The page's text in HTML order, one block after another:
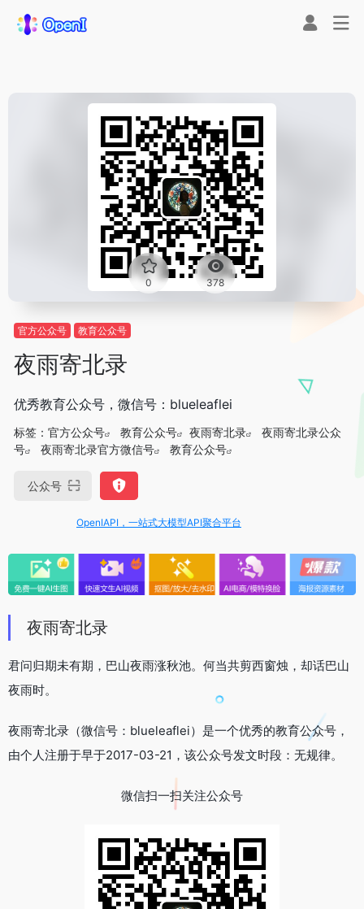
0 378
官方公众号 教育公众号
夜雨寄北录
优秀教育公众号，微信号：blueleaflei
标签： 官方公众号 教育公众号 夜雨寄北录
夜雨寄北录公众
号
夜雨寄北录官方微信号 教育公众号
公众号
OpenIAPI，一站式大模型API聚合平台
夜雨寄北录
君问归期未有期，巴山夜雨涨秋池。何当共剪西窗烛，却话巴山
夜雨时。
夜雨寄北录（微信号：blueleaflei）是一个优秀的教育公众号，
由个人注册于早于2017-03-21，该公众号发文时段：无规律。
微信扫一扫关注公众号